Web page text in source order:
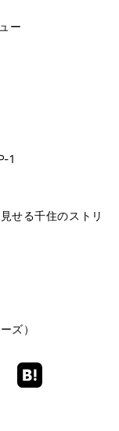
ー
1
せる千住のストリ
ズ）
Boo